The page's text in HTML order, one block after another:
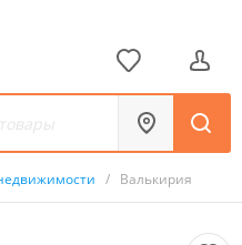
/ Валькирия